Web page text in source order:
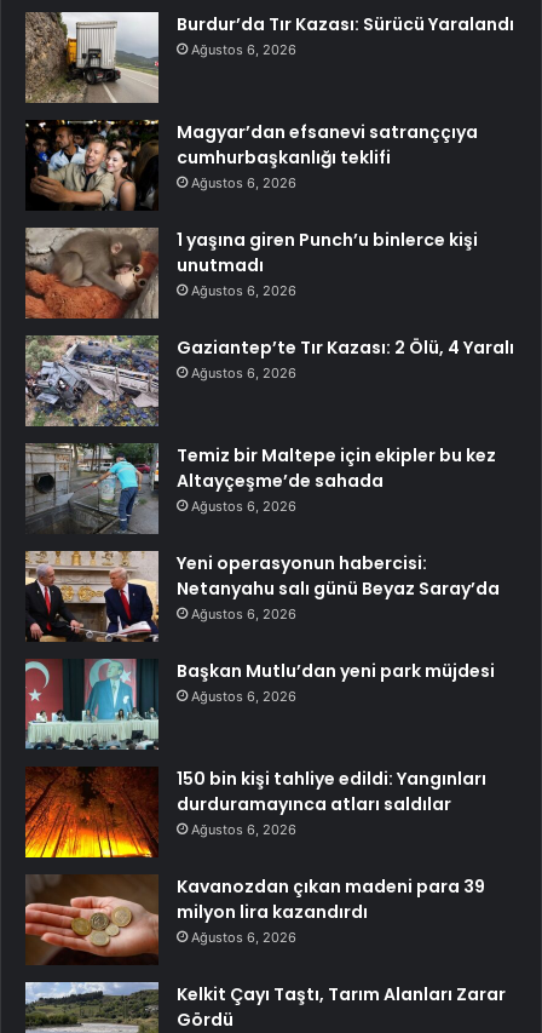
Burdur’da Tır Kazası: Sürücü Yaralandı
Ağustos 6, 2026
Magyar’dan efsanevi satranççıya
cumhurbaşkanlığı teklifi
Ağustos 6, 2026
1 yaşına giren Punch’u binlerce kişi
unutmadı
Ağustos 6, 2026
Gaziantep’te Tır Kazası: 2 Ölü, 4 Yaralı
Ağustos 6, 2026
Temiz bir Maltepe için ekipler bu kez
Altayçeşme’de sahada
Ağustos 6, 2026
Yeni operasyonun habercisi:
Netanyahu salı günü Beyaz Saray’da
Ağustos 6, 2026
Başkan Mutlu’dan yeni park müjdesi
Ağustos 6, 2026
150 bin kişi tahliye edildi: Yangınları
durduramayınca atları saldılar
Ağustos 6, 2026
Kavanozdan çıkan madeni para 39
milyon lira kazandırdı
Ağustos 6, 2026
Kelkit Çayı Taştı, Tarım Alanları Zarar
Gördü